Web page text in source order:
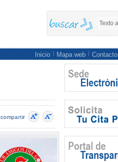
Inicio Mapa web Contacto
compartir